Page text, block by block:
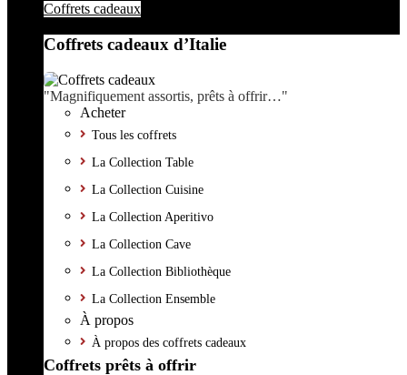
Coffrets cadeaux
Coffrets cadeaux d’Italie
"Magnifiquement assortis, prêts à offrir…"
Acheter
Tous les coffrets
La Collection Table
La Collection Cuisine
La Collection Aperitivo
La Collection Cave
La Collection Bibliothèque
La Collection Ensemble
À propos
À propos des coffrets cadeaux
Coffrets prêts à offrir